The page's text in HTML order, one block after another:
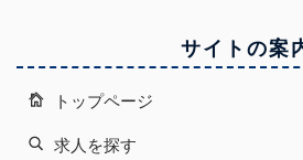
サイトの案
トップページ
求人を探す